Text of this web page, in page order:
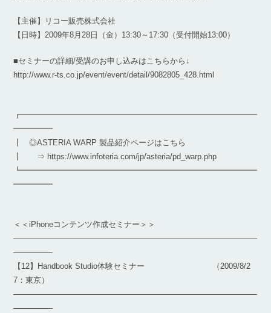
【主催】リコー販売株式会社
【日時】2009年8月28日（金）13:30～17:30（受付開始13:00）
■セミナーの詳細/受講のお申し込みはこちらから↓
http://www.r-ts.co.jp/event/event/detail/9082805_428.html
┏━━━━━━━━━━━━━━━━━━━━━━━━━━━━━━
━━━━━
┃ ◎ASTERIA WARP 製品紹介ページはこちら
┃ ⇒ https://www.infoteria.com/jp/asteria/pd_warp.php
┗━━━━━━━━━━━━━━━━━━━━━━━━━━━━━━
━━━━━
＜＜iPhoneコンテンツ作成セミナー＞＞
―――――――――――――――――――――――――――――――
―――――
【12】Handbook Studio体験セミナー （2009/8/2
7：東京）
―――――――――――――――――――――――――――――――
―――――